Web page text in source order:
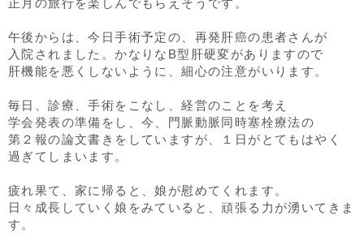
正月の旅行を楽しんでもらえそうです。
午後からは、今日手術予定の、再発肝癌の患者さんが
入院されました。かなりなB型肝硬変がありますので
肝機能を悪くしないように、細心の注意がいります。
毎日、診療、手術をこなし、経営のことを考え
学会発表の準備をし、今、門脈動脈同時塞栓療法の
第２報の論文書きをしていますが、１日がとてもはやく
過ぎてしまいます。
疲れ果て、家に帰ると、娘が慰めてくれます。
日々成長していく娘をみていると、頑張る力が湧いてきま
す。